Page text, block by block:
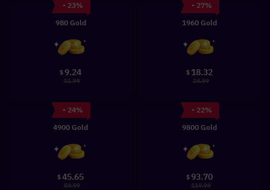
- 23%
980 Gold
$9.24
11.99
- 27%
1960 Gold
$ 18.32
24.99
- 24%
4900 Gold
$45.65
59.99
- 22%
9800 Gold
$93.70
119.99